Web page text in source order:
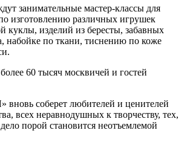
занимательные мастер-классы для
изготовлению различных игрушек
куклы, изделий из бересты, забавных
набойке по ткани, тиснению по коже
60 тысяч москвичей и гостей
вновь соберет любителей и ценителей
всех неравнодушных к творчеству, тех,
порой становится неотъемлемой